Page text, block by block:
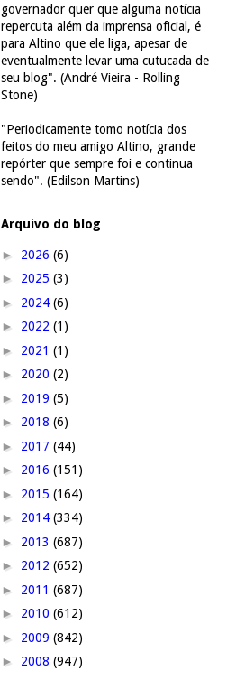
governador quer que alguma notícia
repercuta além da imprensa oficial, é
para Altino que ele liga, apesar de
eventualmente levar uma cutucada de
seu blog". (André Vieira - Rolling
Stone)
"Periodicamente tomo notícia dos
feitos do meu amigo Altino, grande
repórter que sempre foi e continua
sendo". (Edilson Martins)
Arquivo do blog
► 2026 (6)
► 2025 (3)
► 2024 (6)
► 2022 (1)
► 2021 (1)
► 2020 (2)
► 2019 (5)
► 2018 (6)
► 2017 (44)
► 2016 (151)
► 2015 (164)
► 2014 (334)
► 2013 (687)
► 2012 (652)
► 2011 (687)
► 2010 (612)
► 2009 (842)
► 2008 (947)